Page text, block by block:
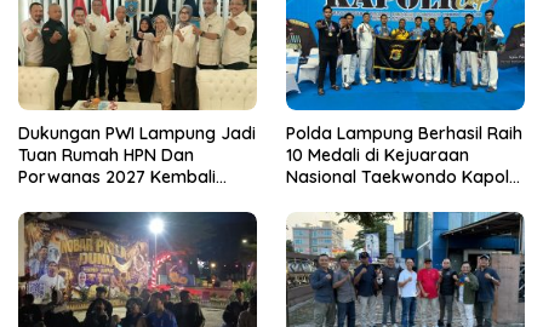
Dukungan PWI Lampung Jadi
Tuan Rumah HPN Dan
Porwanas 2027 Kembali
Pol.Rudi Setiawan
Polda Lampung Berhasil Raih
10 Medali di Kejuaraan
Nasional Taekwondo Kapolri